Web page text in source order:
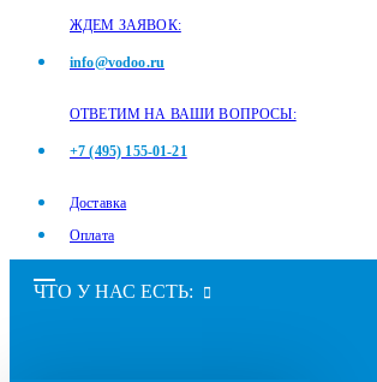
ЖДЕМ ЗАЯВОК:
info@vodoo.ru
ОТВЕТИМ НА ВАШИ ВОПРОСЫ:
+7 (495) 155-01-21
Доставка
Оплата
ЧТО У НАС ЕСТЬ: